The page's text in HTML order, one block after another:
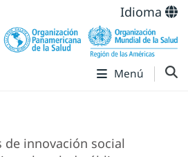
Idioma
Menú
innovación social